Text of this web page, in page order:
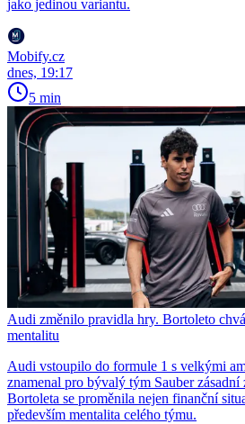
jako jedinou variantu.
Mobify.cz
dnes, 19:17
5 min
Audi změnilo pravidla hry. Bortoleto
mentalitu
Audi vstoupilo do formule 1 s velkými
znamenal pro bývalý tým Sauber zásadní
Bortoleta se proměnila nejen finanční
především mentalita celého týmu.